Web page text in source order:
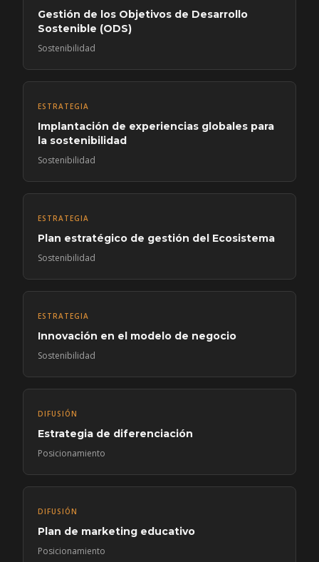
Gestión de los Objetivos de Desarrollo
Sostenible (ODS)
Sostenibilidad
ESTRATEGIA
Implantación de experiencias globales para
la sostenibilidad
Sostenibilidad
ESTRATEGIA
Plan estratégico de gestión del Ecosistema
Sostenibilidad
ESTRATEGIA
Innovación en el modelo de negocio
Sostenibilidad
DIFUSIÓN
Estrategia de diferenciación
Posicionamiento
DIFUSIÓN
Plan de marketing educativo
Posicionamiento